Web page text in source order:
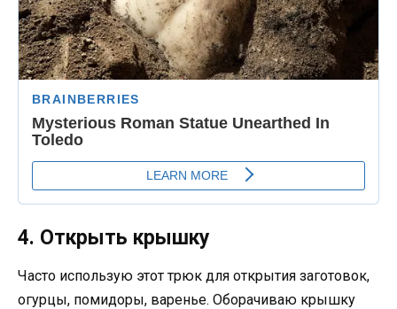
4. Открыть крышку
Часто использую этот трюк для открытия заготовок,
огурцы, помидоры, варенье. Оборачиваю крышку